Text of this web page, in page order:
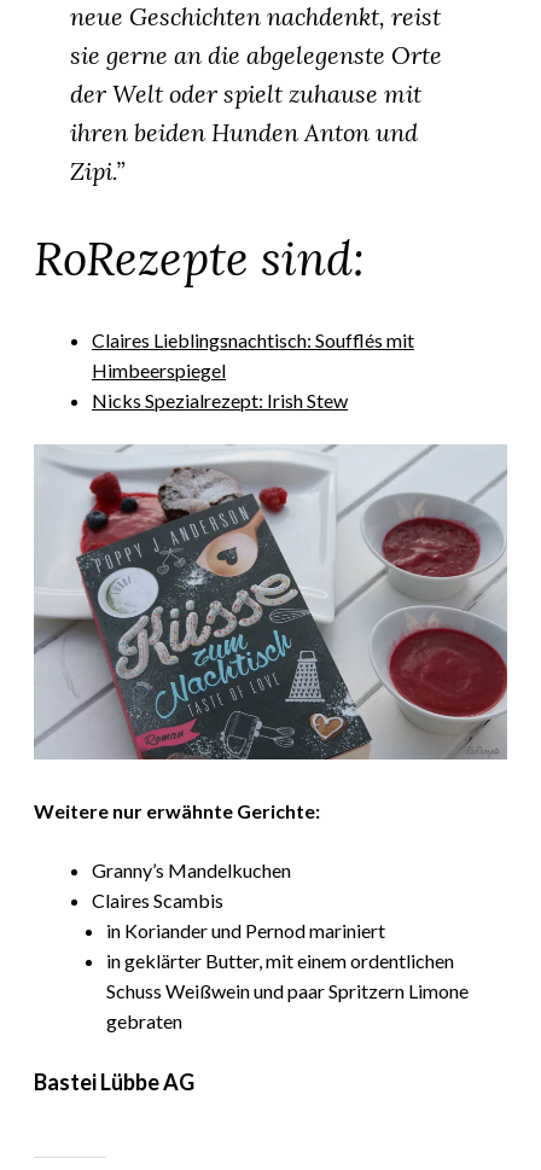
neue Geschichten nachdenkt, reist
sie gerne an die abgelegenste Orte
der Welt oder spielt zuhause mit
ihren beiden Hunden Anton und
Zipi.”
RoRezepte sind:
Claires Lieblingsnachtisch: Soufflés mit
Himbeerspiegel
Nicks Spezialrezept: Irish Stew
Weitere nur erwähnte Gerichte:
Granny’s Mandelkuchen
Claires Scambis
in Koriander und Pernod mariniert
in geklärter Butter, mit einem ordentlichen
Schuss Weißwein und paar Spritzern Limone
gebraten
Bastei Lübbe AG